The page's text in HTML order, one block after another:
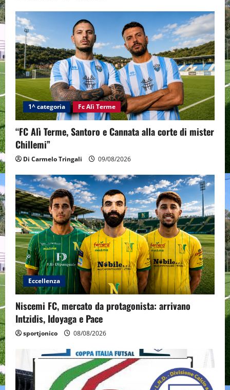
1^ categoria Fc Alì Terme
“FC Alì Terme, Santoro e Cannata alla corte di mister
Chillemi”
Di Carmelo Tringali 09/08/2026
Eccellenza
Niscemi FC, mercato da protagonista: arrivano
Intzidis, Idoyaga e Pace
sportjonico 08/08/2026